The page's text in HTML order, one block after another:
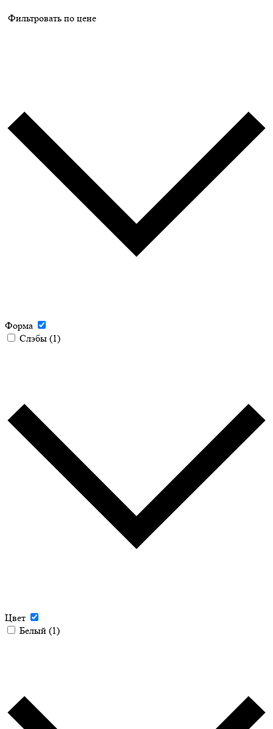
Фильтровать по цене
Форма
Слэбы (1)
Цвет
Белый (1)